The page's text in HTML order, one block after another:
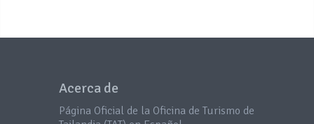
Acerca de
Página Oficial de la Oficina de Turismo de